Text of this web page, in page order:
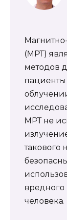
(МРТ)
методов
МРТ не
такового
вредного
человека.